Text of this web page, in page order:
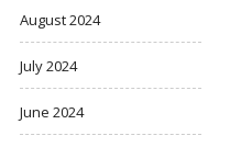
August 2024
July 2024
June 2024